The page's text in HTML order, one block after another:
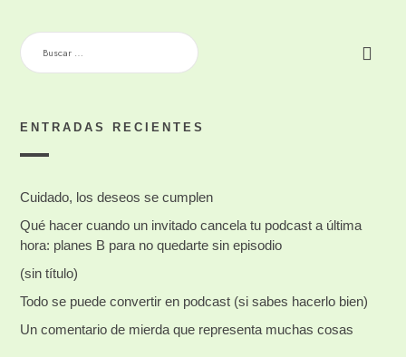
BUSCAR:
ENTRADAS RECIENTES
Cuidado, los deseos se cumplen
Qué hacer cuando un invitado cancela tu podcast a última
hora: planes B para no quedarte sin episodio
(sin título)
Todo se puede convertir en podcast (si sabes hacerlo bien)
Un comentario de mierda que representa muchas cosas